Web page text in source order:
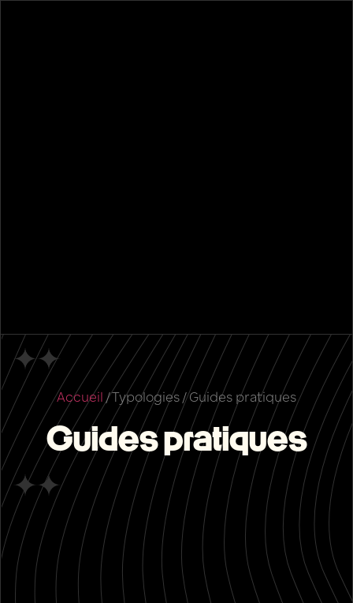
Accueil/Typologies/Guides pratiques
Guides pratiques